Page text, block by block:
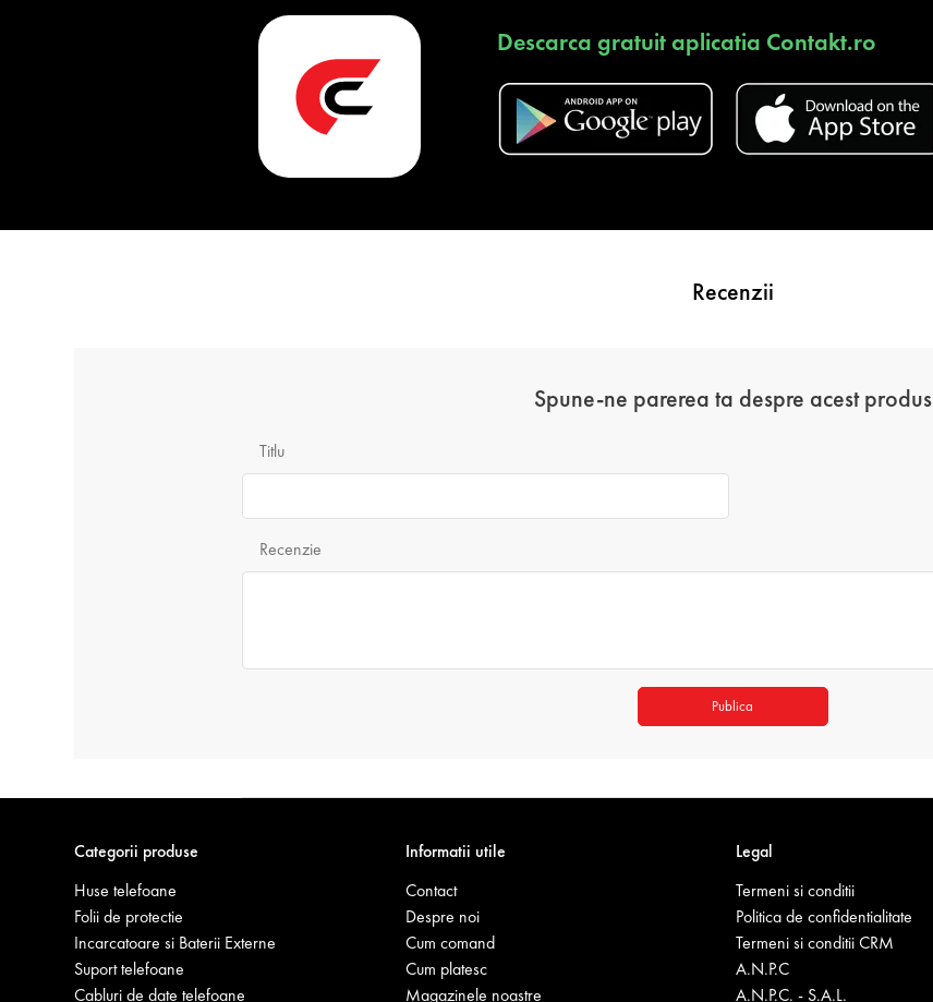
Descarca gratuit aplicatia Contakt.ro
Recenzii
Spune-ne parerea ta despre acest produs
Titlu
Recenzie
Publica
Categorii produse
Huse telefoane
Folii de protectie
Incarcatoare si Baterii Externe
Suport telefoane
Cabluri de date telefoane
Informatii utile
Contact
Despre noi
Cum comand
Cum platesc
Magazinele noastre
Legal
Termeni si conditii
Politica de confidentialitate
Termeni si conditii CRM
A.N.P.C
A.N.P.C. - S.A.L.